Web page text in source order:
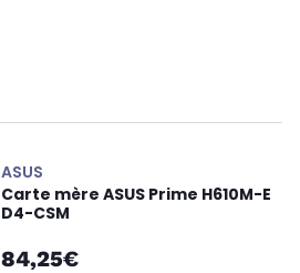
ASUS
Carte mère ASUS Prime H610M-E
D4-CSM
84,25€